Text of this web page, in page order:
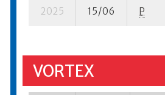
2025 15/06 P
VORTEX